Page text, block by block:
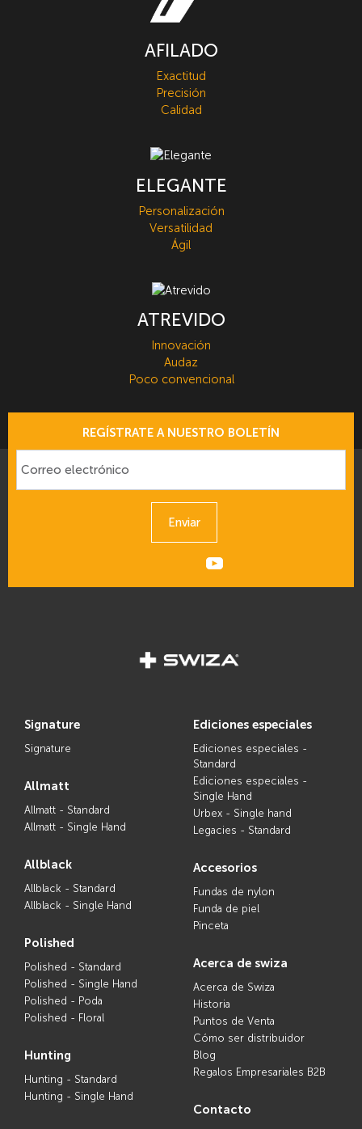
AFILADO
Exactitud
Precisión
Calidad
ELEGANTE
Personalización
Versatilidad
Ágil
ATREVIDO
Innovación
Audaz
Poco convencional
REGÍSTRATE A NUESTRO BOLETÍN
Enviar
signature
Signature
allmatt
Allmatt - Standard
Allmatt - Single Hand
allblack
Allblack - Standard
Allblack - Single Hand
polished
Polished - Standard
Polished - Single Hand
Polished - Poda
Polished - Floral
hunting
Hunting - Standard
Hunting - Single Hand
ediciones especiales
Ediciones especiales -
Standard
Ediciones especiales -
Single Hand
Urbex - Single hand
Legacies - Standard
accesorios
Fundas de nylon
Funda de piel
Pinceta
acerca de swiza
Acerca de Swiza
Historia
Puntos de Venta
Cómo ser distribuidor
Blog
Regalos Empresariales B2B
contacto